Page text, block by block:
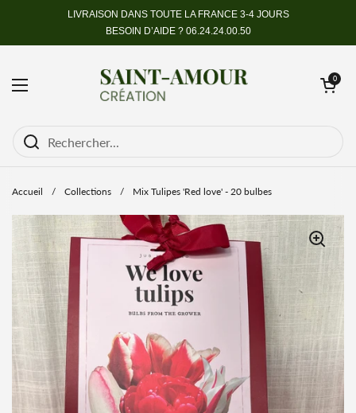
Passer au contenuLIVRAISON DANS TOUTE LA FRANCE 3-4 JOURS
BESOIN D’AIDE ? 06.24.24.00.50
Ouvrir le menu
Ouvrir le
0
Accueil / Collections / Mix Tulipes 'Red love' - 20 bulbes